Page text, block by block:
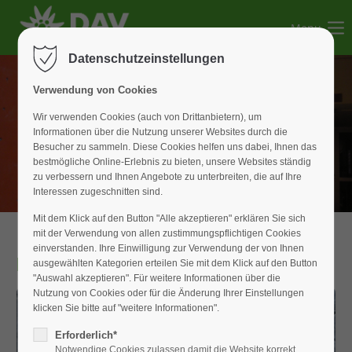
Der Eintrag "offcanvas-col2" existiert leider nicht.
Der Eintrag "offcanvas-col3" existiert leider nicht.
Der Eintrag "offcanvas-col4" existiert leider nicht.
Menu
Klettern
Datenschutzeinstellungen
Verwendung von Cookies
Wir verwenden Cookies (auch von Drittanbietern), um
Informationen über die Nutzung unserer Websites durch die
Besucher zu sammeln. Diese Cookies helfen uns dabei, Ihnen das
bestmögliche Online-Erlebnis zu bieten, unsere Websites ständig
zu verbessern und Ihnen Angebote zu unterbreiten, die auf Ihre
Interessen zugeschnitten sind.
Mit dem Klick auf den Button "Alle akzeptieren" erklären Sie sich
mit der Verwendung von allen zustimmungspflichtigen Cookies
einverstanden. Ihre Einwilligung zur Verwendung der von Ihnen
ausgewählten Kategorien erteilen Sie mit dem Klick auf den Button
"Auswahl akzeptieren". Für weitere Informationen über die
Nutzung von Cookies oder für die Änderung Ihrer Einstellungen
klicken Sie bitte auf "weitere Informationen".
Erforderlich*
Notwendige Cookies zulassen damit die Website korrekt